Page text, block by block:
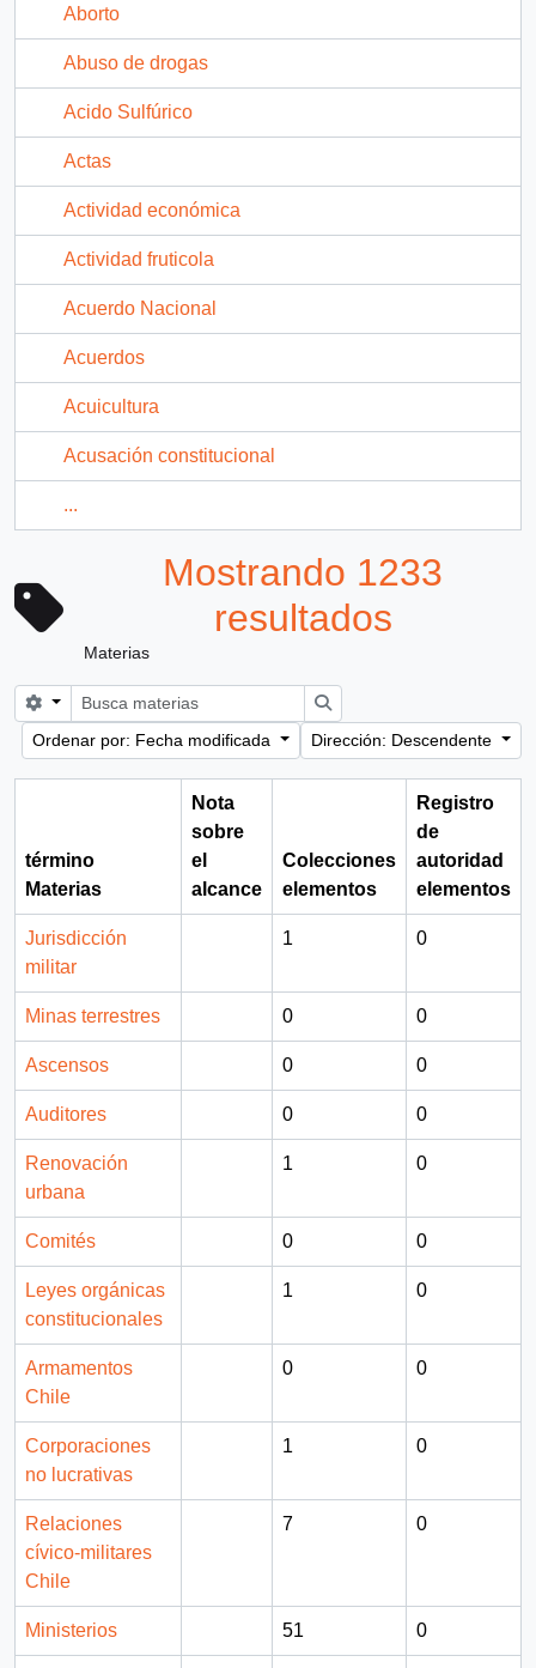
Aborto
Abuso de drogas
Acido Sulfúrico
Actas
Actividad económica
Actividad fruticola
Acuerdo Nacional
Acuerdos
Acuicultura
Acusación constitucional
...
Mostrando 1233
resultados
Materias
Search options
Ordenar por: Fecha modificada
Dirección: Descendente
término
Materias
Nota
sobre
el
alcance
Colecciones
elementos
Registro
de
autoridad
elementos
Jurisdicción
militar
1 0
Minas terrestres 0 0
Ascensos 0 0
Auditores 0 0
Renovación
urbana
1 0
Comités 0 0
Leyes orgánicas
constitucionales
1 0
Armamentos
Chile
0 0
Corporaciones
no lucrativas
1 0
Relaciones
cívico-militares
Chile
7 0
Ministerios 51 0